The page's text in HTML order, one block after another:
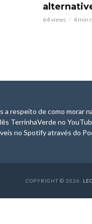
64 views 4 min
a respeito de como morar
TerrinhaVerde no
no Spotify através do
COPYRIGHT © 2026.